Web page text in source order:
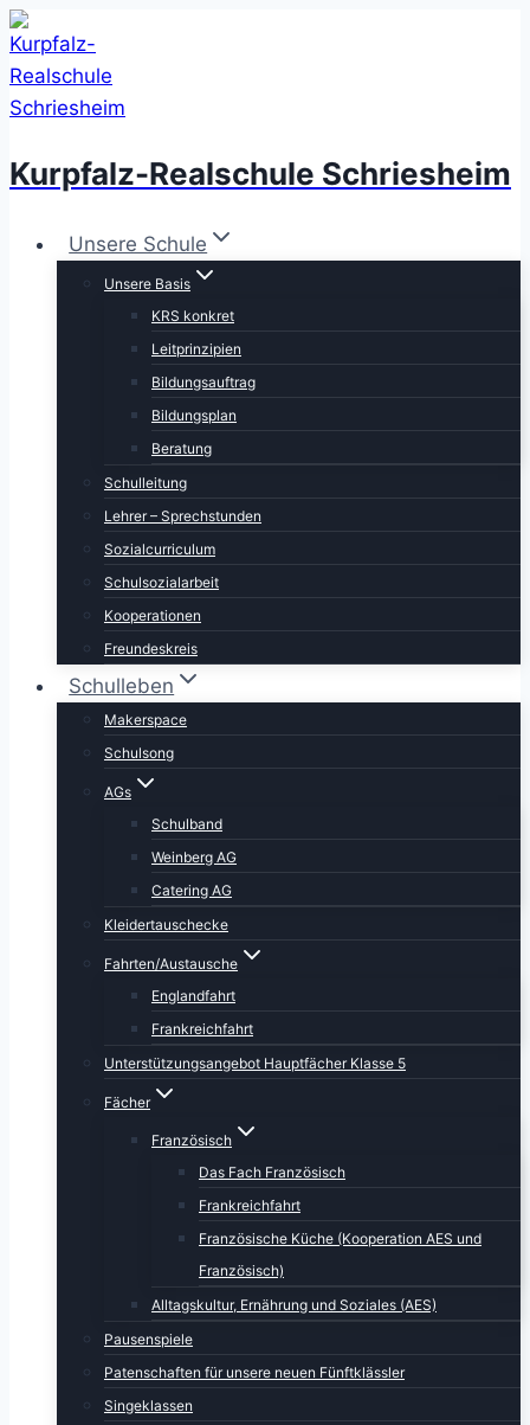
Zum
Inhalt
springen
Kurpfalz-Realschule Schriesheim
Unsere Schule
Unsere Basis
KRS konkret
Leitprinzipien
Bildungsauftrag
Bildungsplan
Beratung
Schulleitung
Lehrer – Sprechstunden
Sozialcurriculum
Schulsozialarbeit
Kooperationen
Freundeskreis
Schulleben
Makerspace
Schulsong
AGs
Schulband
Weinberg AG
Catering AG
Kleidertauschecke
Fahrten/Austausche
Englandfahrt
Frankreichfahrt
Unterstützungsangebot Hauptfächer Klasse 5
Fächer
Französisch
Das Fach Französisch
Frankreichfahrt
Französische Küche (Kooperation AES und
Französisch)
Alltagskultur, Ernährung und Soziales (AES)
Pausenspiele
Patenschaften für unsere neuen Fünftklässler
Singeklassen